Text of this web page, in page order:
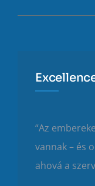
“Az
vannak – és
ahová a